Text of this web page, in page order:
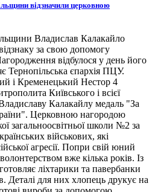
відзначили церковною
Владислав Калакайло
за свою допомогу
відбулося у день його
Тернопільська єпархія ПЦУ.
і Кременецький Нестор 4
Київського і всієї
Калакайлу медаль "За
Церковною нагородою
загальноосвітньої школи №2 за
військових, які
агресії. Попри свій юний
вже кілька років. Із
ліхтарики та павербанки
Деталі для них хлопець друкує на